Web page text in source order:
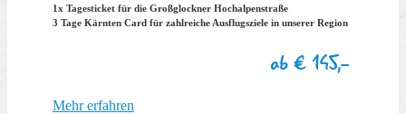
1x Tagesticket für die Großglockner Hochalpenstraße
3 Tage Kärnten Card für zahlreiche Ausflugsziele in unserer Region
ab € 145,-
Mehr erfahren